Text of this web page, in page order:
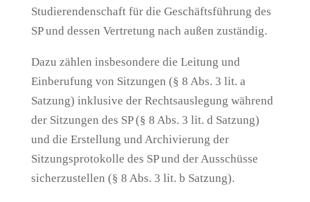
Studierendenschaft für die Geschäftsführung des
SP und dessen Vertretung nach außen zuständig.
Dazu zählen insbesondere die Leitung und
Einberufung von Sitzungen (§ 8 Abs. 3 lit. a
Satzung) inklusive der Rechtsauslegung während
der Sitzungen des SP (§ 8 Abs. 3 lit. d Satzung)
und die Erstellung und Archivierung der
Sitzungsprotokolle des SP und der Ausschüsse
sicherzustellen (§ 8 Abs. 3 lit. b Satzung).